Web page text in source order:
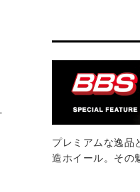
プレミアムな逸品
造ホイール。その